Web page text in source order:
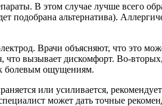
В этом случае лучше всего
подобрана альтернатива).
Врачи объясняют, что это
что вызывает дискомфорт. Во-
болевым ощущениям.
или усиливается,
может дать точные